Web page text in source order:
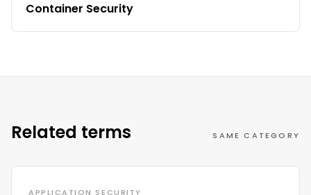
Container Security
Related terms SAME CATEGORY
APPLICATION SECURITY